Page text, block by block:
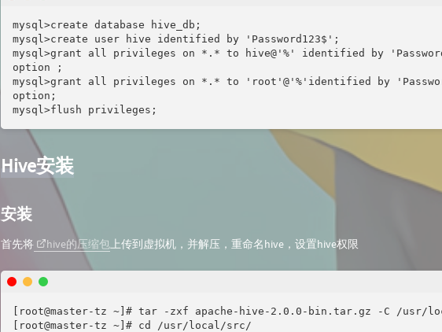
mysql>create database hive_db;
mysql>create user hive identified by 'Password123$';
mysql>grant all privileges on *.* to hive@'%' identified by
option ;
mysql>grant all privileges on *.* to 'root'@'%'identified by
option;
mysql>flush privileges;
Hive安装
安装
首先将 hive的压缩包 上传到虚拟机，并解压，重命名hive，设置hive权限
[root@master-tz ~]# tar -zxf apache-hive-2.0.0-bin.tar.gz -C /usr/
[root@master-tz ~]# cd /usr/local/src/